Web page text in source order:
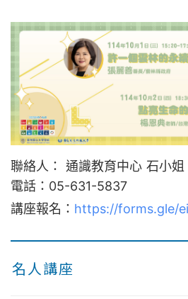
名人講座
聯絡人： 通識教育中心 石小姐
電話：05-631-5837
講座報名： https://forms.gle/